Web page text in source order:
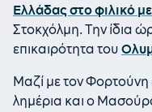
Ελλάδας στο φιλικό
Στοκχόλμη. Την ίδια
επικαιρότητα του
Μαζί με τον Φορτούνη
λημέρια και ο